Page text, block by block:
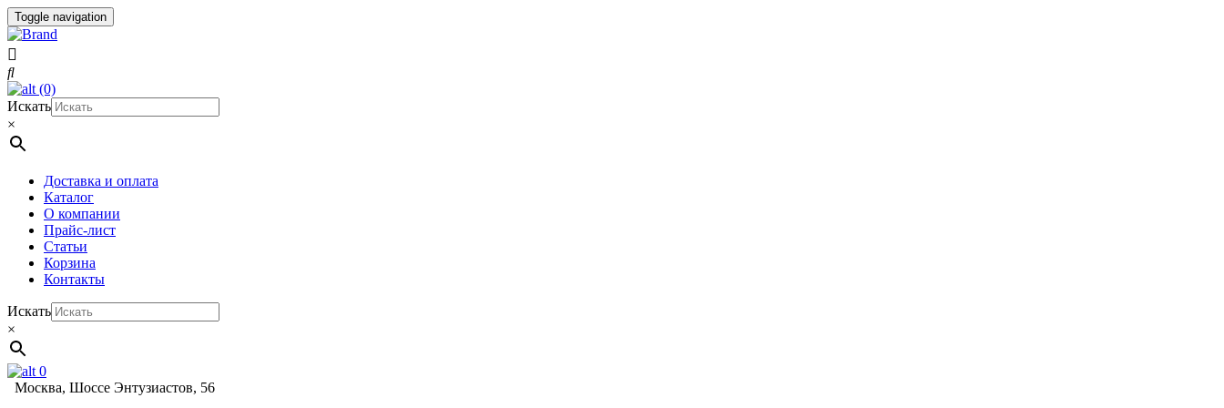
Toggle navigation
(0)
Искать
×
Доставка и оплата
Каталог
О компании
Прайс-лист
Статьи
Корзина
Контакты
Искать
×
0
Москва, Шоссе Энтузиастов, 56